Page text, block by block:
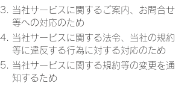
当社サービスに関するご案内、お問合せ
等への対応のため
当社サービスに関する法令、当社の規約
等に違反する行為に対する対応のため
当社サービスに関する規約等の変更を通
知するため